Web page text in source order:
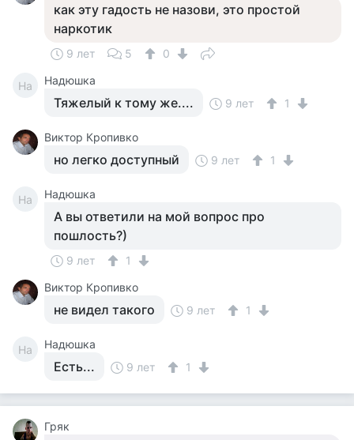
как эту гадость не назови, это простой
наркотик
9 лет 5 0
На Надюшка
Тяжелый к тому же.... 9 лет 1
Виктор Кропивко
но легко доступный 9 лет 1
На Надюшка
А вы ответили на мой вопрос про
пошлость?)
9 лет
1
Виктор Кропивко
не видел такого 9 лет 1
На Надюшка
Есть... 9 лет 1
Гряк